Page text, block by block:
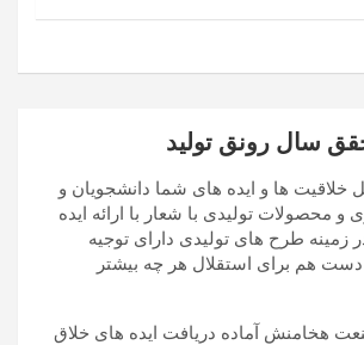
سال رونق تولید
خلاقیت ها و ایده های شما دانشجویان و
و محصولات تولیدی با شعار با ارائه ایده
زمینه طرح های تولیدی دارای توجیه
هم برای استقلال هر چه بیشتر
هخامنش آماده دریافت ایده های خلاق